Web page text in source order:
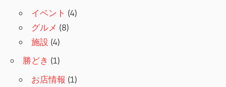
シ
ョ
ン
イベント (4)
グルメ (8)
施設 (4)
勝どき (1)
お店情報 (1)